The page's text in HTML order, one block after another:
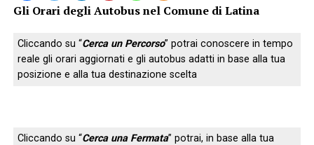
Gli Orari degli Autobus nel Comune di Latina
Cliccando su “Cerca un Percorso” potrai conoscere in tempo
reale gli orari aggiornati e gli autobus adatti in base alla tua
posizione e alla tua destinazione scelta
Cliccando su “Cerca una Fermata” potrai, in base alla tua